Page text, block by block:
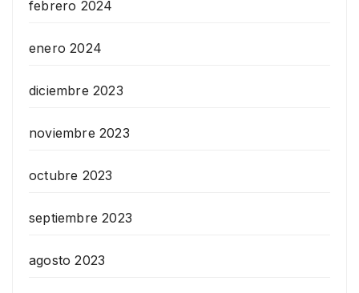
febrero 2024
enero 2024
diciembre 2023
noviembre 2023
octubre 2023
septiembre 2023
agosto 2023